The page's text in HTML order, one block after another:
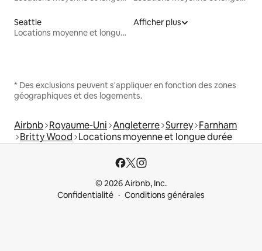
Seattle
Locations moyenne et longue durée
Afficher plus
* Des exclusions peuvent s'appliquer en fonction des zones
géographiques et des logements.
Airbnb Royaume-Uni Angleterre Surrey Farnham
Britty Wood Locations moyenne et longue durée
© 2026 Airbnb, Inc.
Confidentialité
Conditions générales